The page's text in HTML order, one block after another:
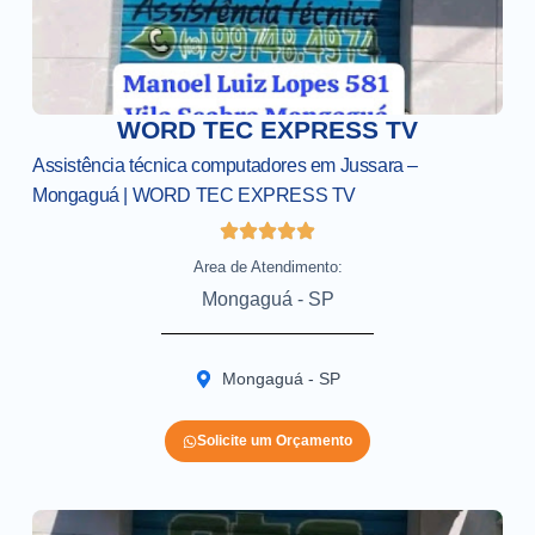
WORD TEC EXPRESS TV
Assistência técnica computadores em Jussara –
Mongaguá | WORD TEC EXPRESS TV
Area de Atendimento:
Mongaguá - SP
Mongaguá - SP
Solicite um Orçamento